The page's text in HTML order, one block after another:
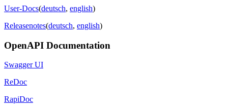
User-Docs(deutsch, english)
Releasenotes(deutsch, english)
OpenAPI Documentation
Swagger UI
ReDoc
RapiDoc